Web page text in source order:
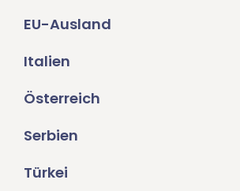
EU-Ausland
Italien
Österreich
Serbien
Türkei